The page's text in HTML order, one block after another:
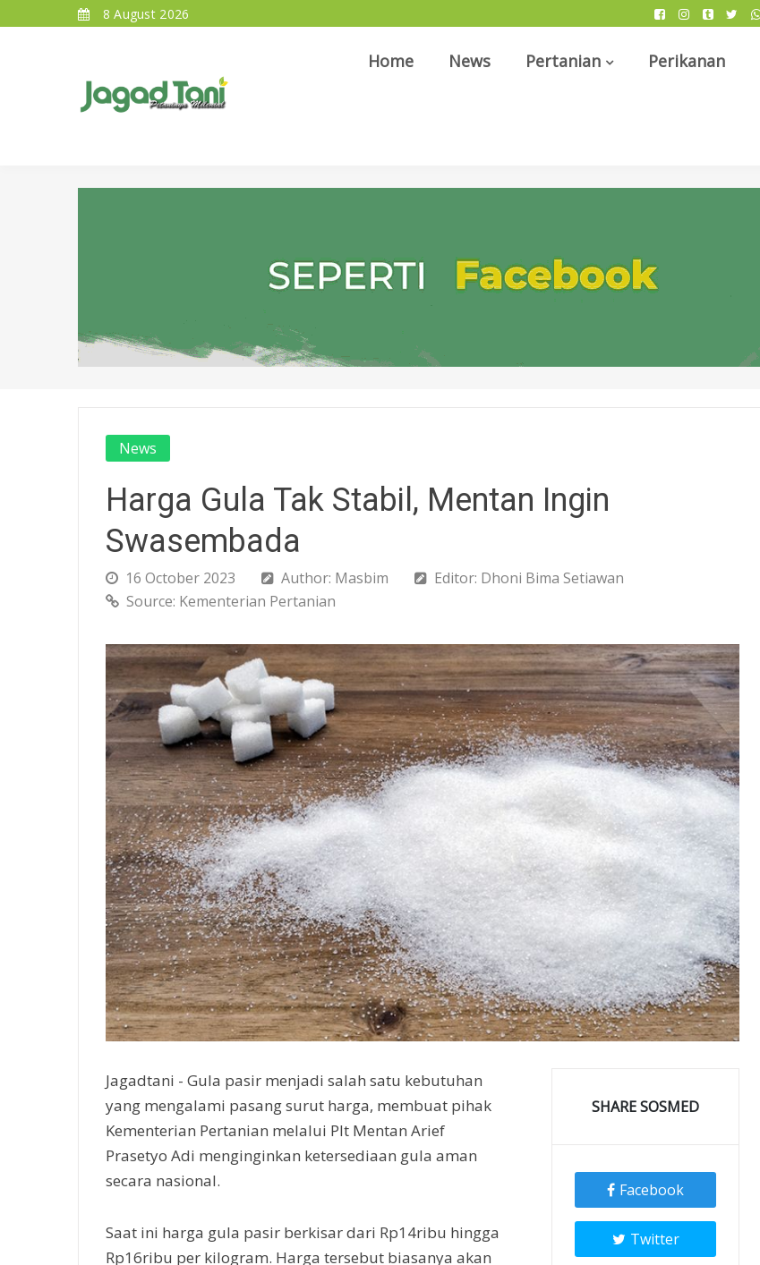
8 August 2026
Home News Pertanian Perikanan
News
Harga Gula Tak Stabil, Mentan Ingin
Swasembada
16 October 2023 Author: Masbim
Editor: Dhoni Bima Setiawan
Source: Kementerian Pertanian
SHARE SOSMED
Facebook
Twitter
Jagadtani - Gula pasir menjadi salah satu kebutuhan
yang mengalami pasang surut harga, membuat pihak
Kementerian Pertanian melalui Plt Mentan Arief
Prasetyo Adi menginginkan ketersediaan gula aman
secara nasional.
Saat ini harga gula pasir berkisar dari Rp14ribu hingga
Rp16ribu per kilogram. Harga tersebut biasanya akan